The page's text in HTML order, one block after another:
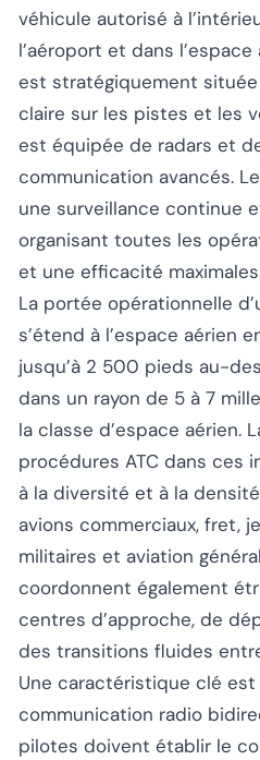
véhicule autorisé à
l’aéroport et dans
est stratégiquement
claire sur les pistes et les
est équipée de radars et
communication avancés.
une surveillance continue
organisant toutes les
et une efficacité
La portée opérationnelle
s’étend à l’espace aérien
jusqu’à 2 500 pieds au-
dans un rayon de 5 à 7
la classe d’espace aérien.
procédures ATC dans ces
à la diversité et à la
avions commerciaux, fret,
militaires et aviation
coordonnent également
centres d’approche, de
des transitions fluides
Une caractéristique clé est
communication radio
pilotes doivent établir le